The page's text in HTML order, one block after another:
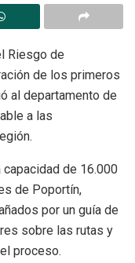
Riesgo de
de los primeros
al departamento de
a las
capacidad de 16.000
de Poportín,
por un guía de
sobre las rutas y
proceso.